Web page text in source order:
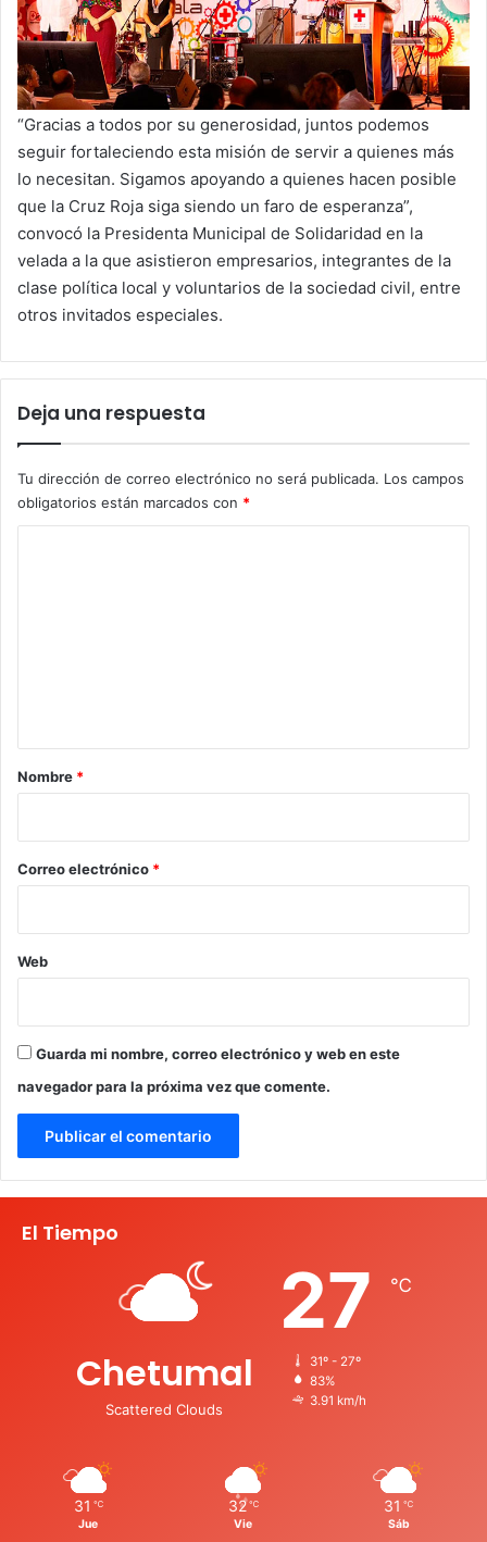
“Gracias a todos por su generosidad, juntos podemos
seguir fortaleciendo esta misión de servir a quienes más
lo necesitan. Sigamos apoyando a quienes hacen posible
que la Cruz Roja siga siendo un faro de esperanza”,
convocó la Presidenta Municipal de Solidaridad en la
velada a la que asistieron empresarios, integrantes de la
clase política local y voluntarios de la sociedad civil, entre
otros invitados especiales.
Deja una respuesta
Tu dirección de correo electrónico no será publicada. Los campos
obligatorios están marcados con *
r
*
Nombre *
Correo electrónico *
Web
Guarda mi nombre, correo electrónico y web en este
navegador para la próxima vez que comente.
El Tiempo
Chetumal
Scattered Clouds
27 ℃
31º - 27º
83%
3.91 km/h
31 ℃
Jue
32 ℃
Vie
31 ℃
Sáb